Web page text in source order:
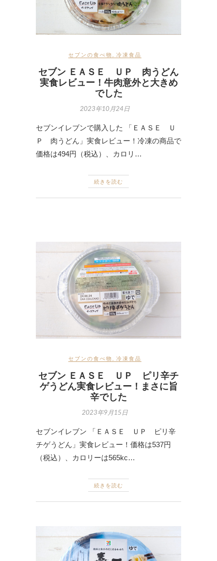
セブンの食べ物 冷凍食品
セブン ＥＡＳＥ ＵＰ 肉うどん
実食レビュー！牛肉意外と大きめ
でした
2023年10月24日
セブンイレブンで購入した 「ＥＡＳＥ Ｕ
Ｐ 肉うどん」実食レビュー！冷凍の商品で
価格は494円（税込）、カロリ…
続きを読む
セブンの食べ物 冷凍食品
セブン ＥＡＳＥ ＵＰ ピリ辛チ
ゲうどん実食レビュー！まさに旨
辛でした
2023年9月15日
セブンイレブン 「ＥＡＳＥ ＵＰ ピリ辛
チゲうどん」実食レビュー！価格は537円
（税込）、カロリーは565kc…
続きを読む